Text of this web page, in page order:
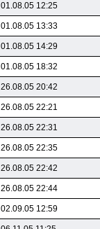
01.08.05 12:25
01.08.05 13:33
01.08.05 14:29
01.08.05 18:32
26.08.05 20:42
26.08.05 22:21
26.08.05 22:31
26.08.05 22:35
26.08.05 22:42
26.08.05 22:44
02.09.05 12:59